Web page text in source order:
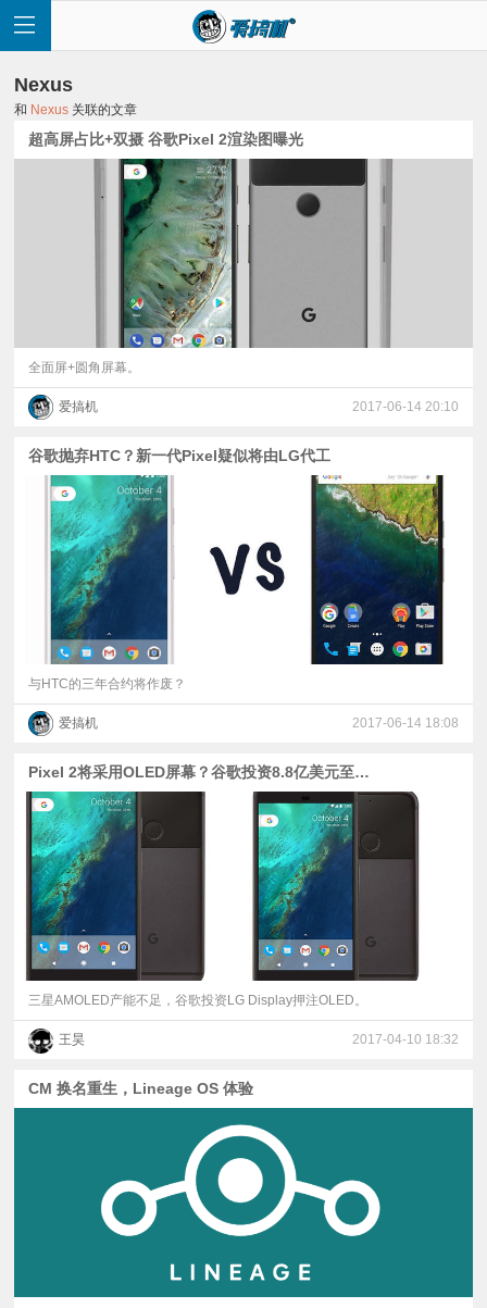
评
普
验
Nexus
和 Nexus 关联的文章
超高屏占比+双摄 谷歌Pixel 2渲染图曝光
全面屏+圆角屏幕。
爱搞机 2017-06-14 20:10
谷歌抛弃HTC？新一代Pixel疑似将由LG代工
与HTC的三年合约将作废？
爱搞机 2017-06-14 18:08
Pixel 2将采用OLED屏幕？谷歌投资8.8亿美元至LG Display
三星AMOLED产能不足，谷歌投资LG Display押注OLED。
王昊 2017-04-10 18:32
CM 换名重生，Lineage OS 体验